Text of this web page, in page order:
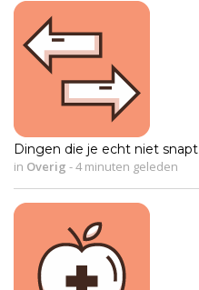
Dingen die je echt niet snapt
in Overig -4 minuten geleden